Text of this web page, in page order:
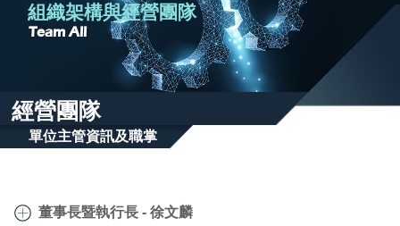
組織架構與經營團隊
Team All
經營團隊
單位主管資訊及職掌
董事長暨執行長 -徐文麟